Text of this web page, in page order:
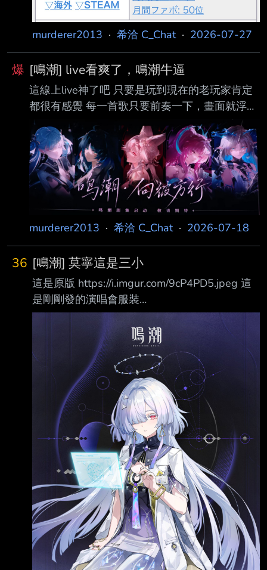
murderer2013 · 希洽 C_Chat· 2026-07-27
爆 [鳴潮] live看爽了，鳴潮牛逼
這線上live神了吧 只要是玩到現在的老玩家肯定
都很有感覺 每一首歌只要前奏一下，畫面就浮上
來了 不說廢話 10x100 最後競爆尾殺
https://i.imgur.com/EgRDEoO.jpeg 感謝庫洛 --
murderer2013 · 希洽 C_Chat· 2026-07-18
36 [鳴潮] 莫寧這是三小
這是原版 https://i.imgur.com/9cP4PD5.jpeg 這
是剛剛發的演唱會服裝
https://i.imgur.com/BCYFpuf.jpeg 直接大膨脹欸
== 我覺得不行 建議嚴查 強制執行 --